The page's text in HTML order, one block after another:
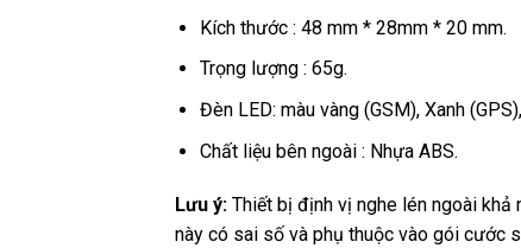
Kích thước : 48 mm * 28mm * 20 mm.
Trọng lượng : 65g.
Đèn LED: màu vàng (GSM), Xanh
Chất liệu bên ngoài : Nhựa ABS.
Lưu ý: Thiết bị định vị nghe lén ngoài khả
này có sai số và phụ thuộc vào gói cước